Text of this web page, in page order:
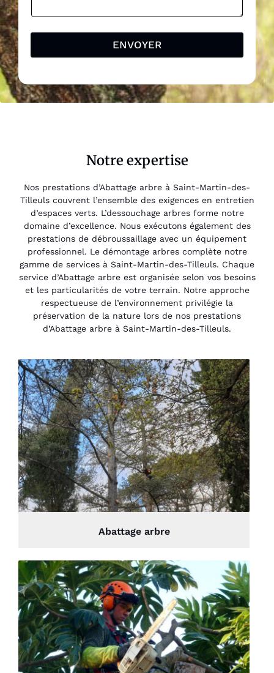
ENVOYER
Notre expertise
Nos prestations d’Abattage arbre à Saint-Martin-des-
Tilleuls couvrent l’ensemble des exigences en entretien
d’espaces verts. L’dessouchage arbres forme notre
domaine d’excellence. Nous exécutons également des
prestations de débroussaillage avec un équipement
professionnel. Le démontage arbres complète notre
gamme de services à Saint-Martin-des-Tilleuls. Chaque
service d’Abattage arbre est organisée selon vos besoins
et les particularités de votre terrain. Notre approche
respectueuse de l’environnement privilégie la
préservation de la nature lors de nos prestations
d’Abattage arbre à Saint-Martin-des-Tilleuls.
Abattage arbre